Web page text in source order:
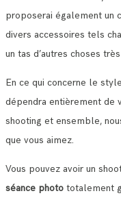
proposerai également un
divers accessoires tels
un tas d’autres choses
En ce qui concerne le
dépendra entièrement de
shooting et ensemble,
que vous aimez.
Vous pouvez avoir un
séance photo totalement